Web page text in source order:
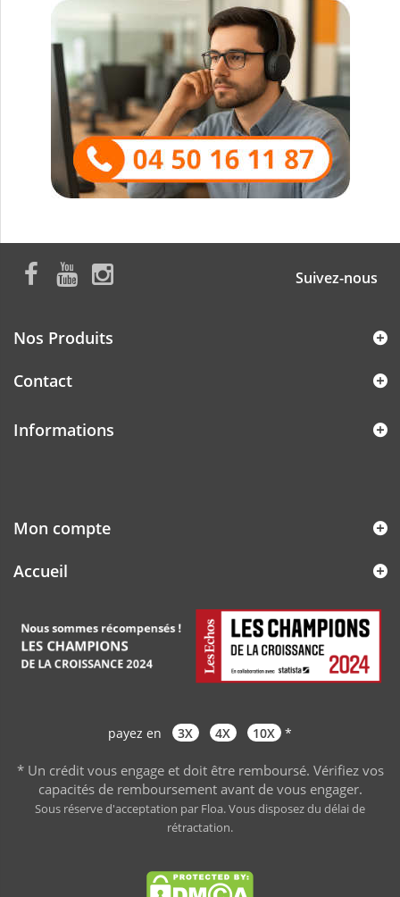
Suivez-nous
Nos Produits
Contact
Informations
Mon compte
Accueil
payez en 3X 4X 10X *
* Un crédit vous engage et doit être remboursé. Vérifiez vos
capacités de remboursement avant de vous engager.
Sous réserve d'acceptation par Floa. Vous disposez du délai de
rétractation.